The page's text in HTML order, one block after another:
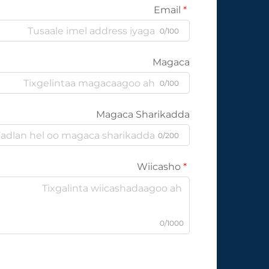
0/100
Magaca
0/100
Magaca Sharikadda
0/200
0/1000